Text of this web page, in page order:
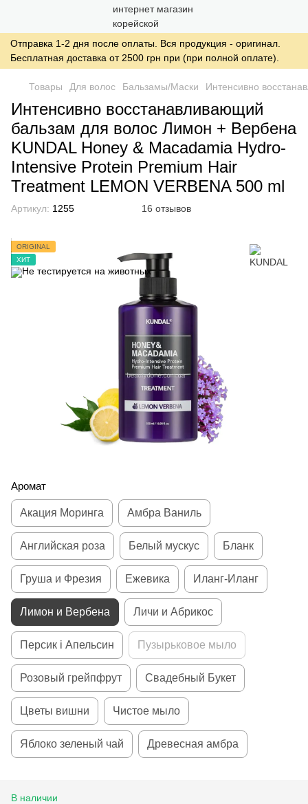
Отправка 1-2 дня после оплаты. Вся продукция - оригинал.
Бесплатная доставка от 2500 грн при (при полной оплате).
Товары Для волос Бальзамы/Маски Интенсивно
Интенсивно восстанавливающий
бальзам для волос Лимон + Вербена
KUNDAL Honey & Macadamia Hydro-
Intensive Protein Premium Hair
Treatment LEMON VERBENA 500 ml
Артикул: 1255 16 отзывов
ORIGINAL
ХИТ
Аромат
Акация Моринга Амбра Ваниль
Английская роза Белый мускус Бланк
Груша и Фрезия Ежевика Иланг-Иланг
Лимон и Вербена Личи и Абрикос
Персик і Апельсин Пузырьковое мыло
Розовый грейпфрут Свадебный Букет
Цветы вишни Чистое мыло
Яблоко зеленый чай Древесная амбра
В наличии